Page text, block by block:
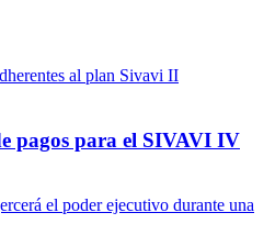
pagos para el SIVAVI IV